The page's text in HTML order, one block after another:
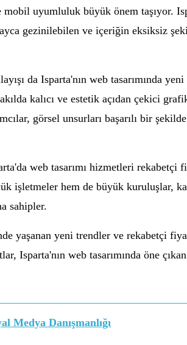
uyumluluk büyük önem taşıyor.
gezinilebilen ve içeriğin eksiksiz
da Isparta'nın web tasarımında
kalıcı ve estetik açıdan çekici
görsel unsurları başarılı bir
web tasarımı hizmetleri
işletmeler hem de büyük kuruluşlar,
sahipler.
yaşanan yeni trendler ve rekabetçi
Isparta'nın web tasarımında öne
Medya Danışmanlığı